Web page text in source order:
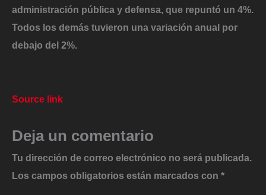
administración pública y defensa, que repuntó un 4%.
Todos los demás tuvieron una variación anual por
debajo del 2%.
Source link
Deja un comentario
Tu dirección de correo electrónico no será publicada.
Los campos obligatorios están marcados con *